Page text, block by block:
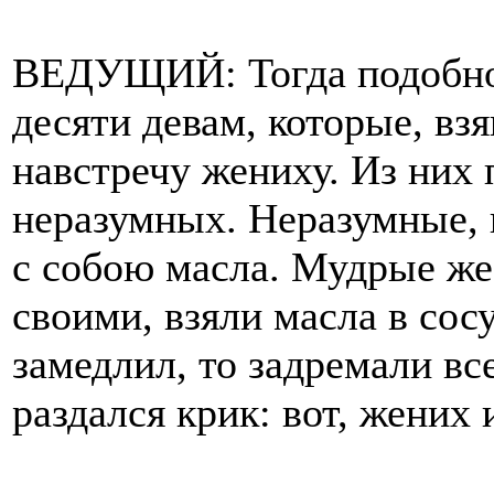
ВЕДУЩИЙ: Тогда подобно
десяти девам, которые,
навстречу жениху. Из
неразумных. Неразумные,
с собою масла. Мудрые
своими, взяли масла в
замедлил, то задремали
раздался крик: вот, жених